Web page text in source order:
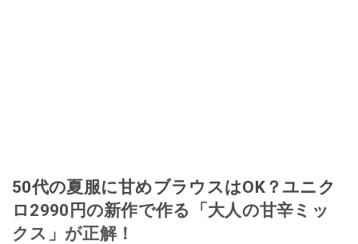
50代の夏服に甘めブラウスはOK？ユニク
ロ2990円の新作で作る「大人の甘辛ミッ
クス」が正解！